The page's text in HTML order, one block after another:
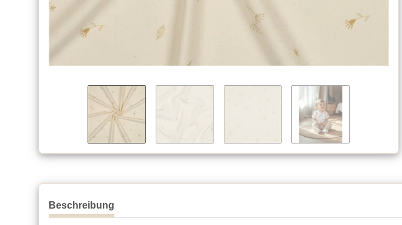
Beschreibung